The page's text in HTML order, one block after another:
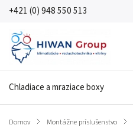
+421 (0) 948 550 513
Chladiace a mraziace boxy
Domov / Montážne príslušenstvo /